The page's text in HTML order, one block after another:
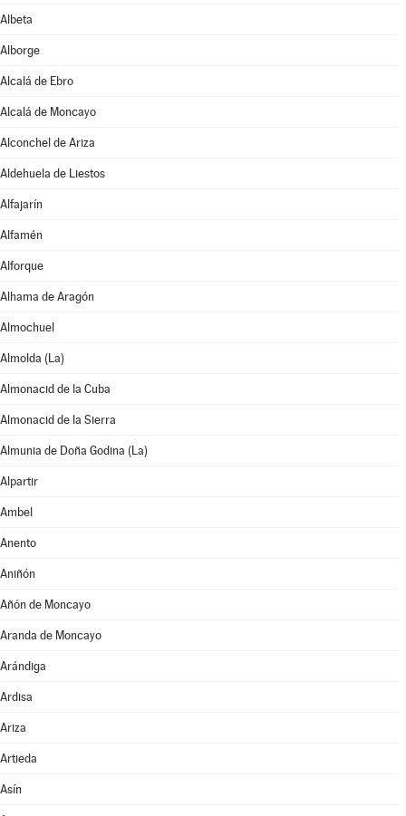
Albeta
Alborge
Alcalá de Ebro
Alcalá de Moncayo
Alconchel de Ariza
Aldehuela de Liestos
Alfajarín
Alfamén
Alforque
Alhama de Aragón
Almochuel
Almolda (La)
Almonacid de la Cuba
Almonacid de la Sierra
Almunia de Doña Godina (La)
Alpartir
Ambel
Anento
Aniñón
Añón de Moncayo
Aranda de Moncayo
Arándiga
Ardisa
Ariza
Artieda
Asín